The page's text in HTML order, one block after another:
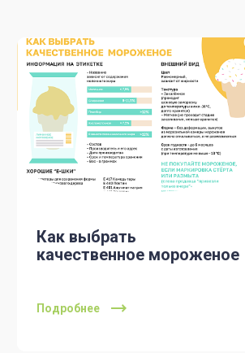
Как выбрать
качественное мороженое
Подробнее